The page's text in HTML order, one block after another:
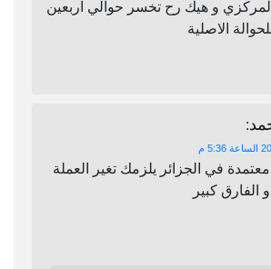
و هيك رح تخسر حوالي اربعين
الاصلية
:
في الجزائر يلزمك تغير العملة
الفارق كبير